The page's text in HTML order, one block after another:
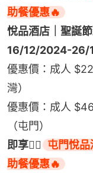
助餐優惠🔥
悅品酒店｜聖誕
16/12/2024-26/
優惠價：成人
灣）
優惠價：成人
（屯門）
即享👉🏻
屯門悅品